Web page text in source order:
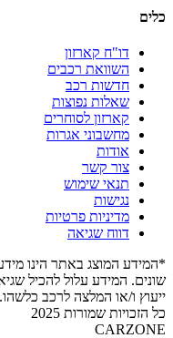
כלים
דו"ח קארזון
השוואת רכבים
חדשות רכב
שאלות נפוצות
קארזון לסוחרים
מחשבוני אגרות
אודות
צור קשר
תנאי שימוש
נגישות
מדיניות פרטיות
דווח שגיאה
*המידע המוצג באתר הינו
שונים. המידע עלול להכיל
ייעוץ ו/או המלצה לרכב
כל הזכויות שמורות 2025
CARZONE